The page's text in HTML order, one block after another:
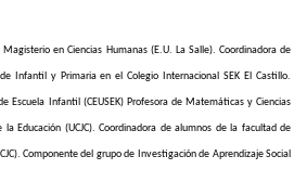
Magisterio en Ciencias Humanas (E.U. La Salle). Coordinadora de
Infantil y Primaria en el Colegio Internacional SEK El Castillo.
Escuela Infantil (CEUSEK) Profesora de Matemáticas y Ciencias
la Educación (UCJC). Coordinadora de alumnos de la facultad de
Componente del grupo de Investigación de Aprendizaje Social